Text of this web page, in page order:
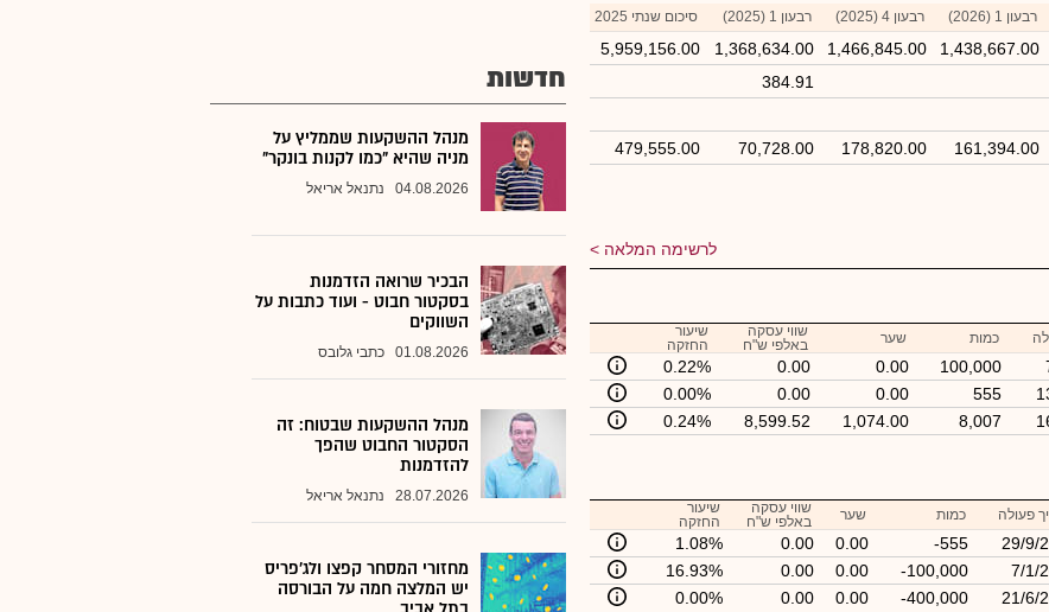
רבעון 1 (2026) רבעון 4 (2025) רבעון 1 (2025) סיכום שנתי 2025
1,438,667.00
1,466,845.00
1,368,634.00
5,959,156.00
384.91
161,394.00
178,820.00
70,728.00
479,555.00
לרשימה המלאה
כמות שער
שווי עסקה
באלפי ש"ח
שיעור
החזקה
100,000
0.00
0.00
0.22%
555
0.00
0.00
0.00%
8,007
1,074.00
8,599.52
0.24%
פעולה כמות שער
שווי עסקה
באלפי ש"ח
שיעור
החזקה
29/9/
-555
0.00
0.00
1.08%
7/1/
-100,000
0.00
0.00
16.93%
21/6/
-400,000
0.00
0.00
0.00%
חדשות
מנהל ההשקעות שממליץ על
מניה שהיא "כמו לקנות בונקר"
04.08.2026 נתנאל אריאל
הבכיר שרואה הזדמנות
בסקטור חבוט - ועוד כתבות על
השווקים
01.08.2026 כתבי גלובס
מנהל ההשקעות שבטוח: זה
הסקטור החבוט שהפך
להזדמנות
28.07.2026 נתנאל אריאל
מחזורי המסחר קפצו ולג'פריס
יש המלצה חמה על הבורסה